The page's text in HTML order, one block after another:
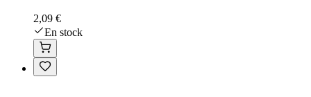
2,09 €
En stock